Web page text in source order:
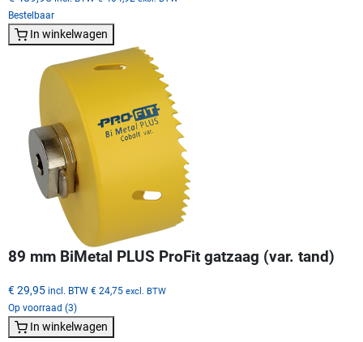
Bestelbaar
In winkelwagen
89 mm BiMetal PLUS ProFit gatzaag (var. tand)
€ 29,95 incl. BTW € 24,75 excl. BTW
Op voorraad (3)
In winkelwagen